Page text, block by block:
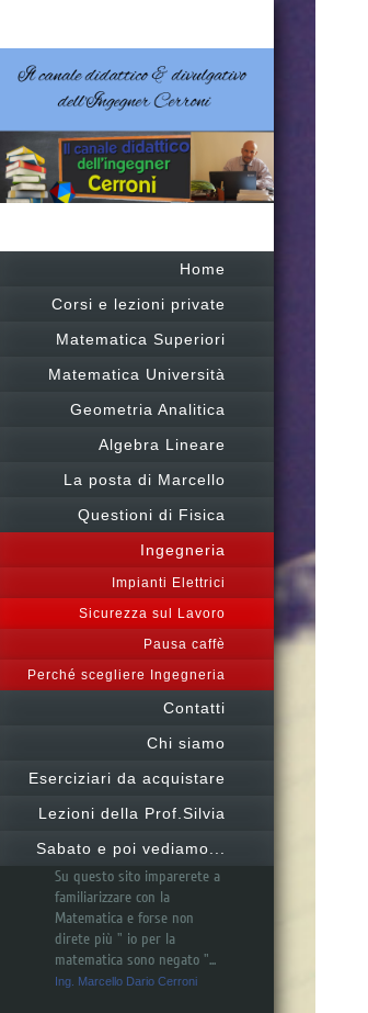
Home
Corsi e lezioni private
Matematica Superiori
Matematica Università
Geometria Analitica
Algebra Lineare
La posta di Marcello
Questioni di Fisica
Ingegneria
Impianti Elettrici
Sicurezza sul Lavoro
Pausa caffè
Perché scegliere Ingegneria
Contatti
Chi siamo
Eserciziari da acquistare
Lezioni della Prof.Silvia
Sabato e poi vediamo...
Su questo sito imparerete a
familiarizzare con la
Matematica e forse non
direte più " io per la
matematica sono negato "...
Ing. Marcello Dario Cerroni